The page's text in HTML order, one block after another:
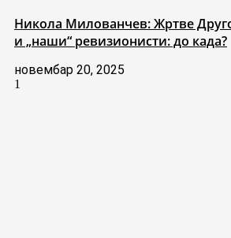
Никола Милованчев: Жртве
и „наши“ ревизионисти: до када?
новембар 20, 2025